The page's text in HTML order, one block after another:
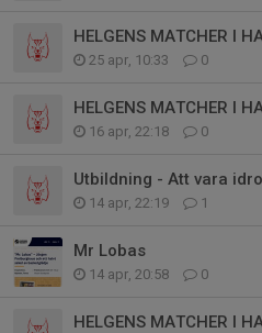
HELGENS MATCHER I
25 apr, 10:33 0
HELGENS MATCHER I
16 apr, 22:18 0
Utbildning - Att vara
14 apr, 22:19 1
Mr Lobas
14 apr, 20:58 0
HELGENS MATCHER I